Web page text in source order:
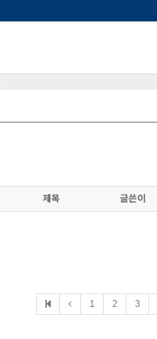
제목 글쓴이
1 2 3